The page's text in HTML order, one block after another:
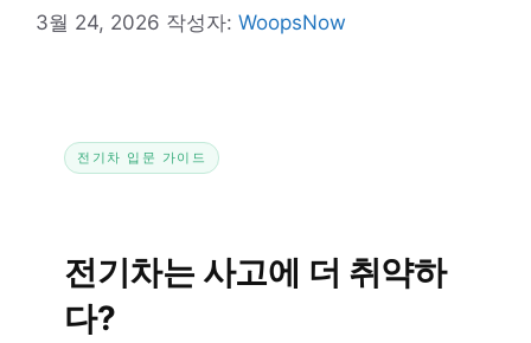
3월 24, 2026 작성자: WoopsNow
전기차 입문 가이드
전기차는 사고에 더 취약하
다?